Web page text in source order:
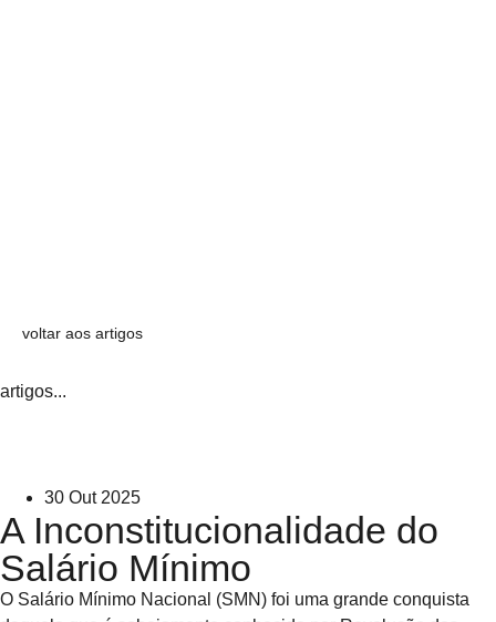
voltar aos artigos
artigos...
30 Out 2025
A Inconstitucionalidade do
Salário Mínimo
O Salário Mínimo Nacional (SMN) foi uma grande conquista